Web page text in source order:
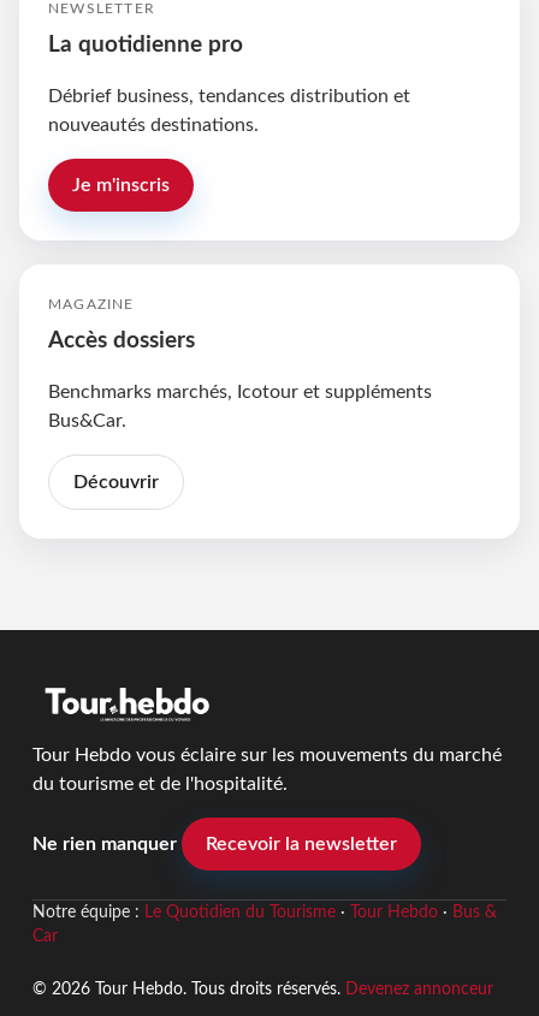
NEWSLETTER
La quotidienne pro
Débrief business, tendances distribution et
nouveautés destinations.
Je m'inscris
MAGAZINE
Accès dossiers
Benchmarks marchés, Icotour et suppléments
Bus&Car.
Découvrir
Tour Hebdo vous éclaire sur les mouvements du marché
du tourisme et de l'hospitalité.
Ne rien manquer Recevoir la newsletter
Notre équipe : Le Quotidien du Tourisme· Tour Hebdo· Bus &
Car
© 2026 Tour Hebdo. Tous droits réservés. Devenez annonceur